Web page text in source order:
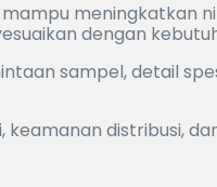
meningkatkan
dengan
sampel, detail
distribusi,